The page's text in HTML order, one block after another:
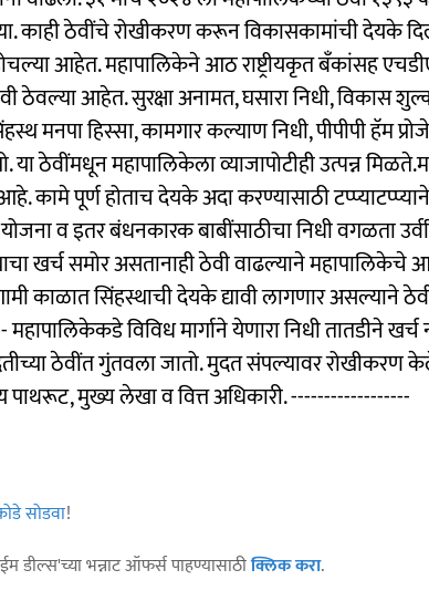
काही ठेवींचे रोखीकरण करून विकासकामांची देयके
आहेत. महापालिकेने आठ राष्ट्रीयकृत बँकांसह
ठेवल्या आहेत. सुरक्षा अनामत, घसारा निधी, विकास
मनपा हिस्सा, कामगार कल्याण निधी, पीपीपी हॅम
ठेवींमधून महापालिकेला व्याजापोटीही उत्पन्न
कामे पूर्ण होताच देयके अदा करण्यासाठी
व इतर बंधनकारक बाबींसाठीचा निधी वगळता
खर्च समोर असतानाही ठेवी वाढल्याने महापालिकेचे
काळात सिंहस्थाची देयके द्यावी लागणार असल्याने
विविध मार्गाने येणारा निधी तातडीने
ठेवींत गुंतवला जातो. मुदत संपल्यावर रोखीकरण
पाथरूट, मुख्य लेखा व वित्त अधिकारी. ------------------
सोडवा!
डील्स'च्या भन्नाट ऑफर्स पाहण्यासाठीक्लिक करा.